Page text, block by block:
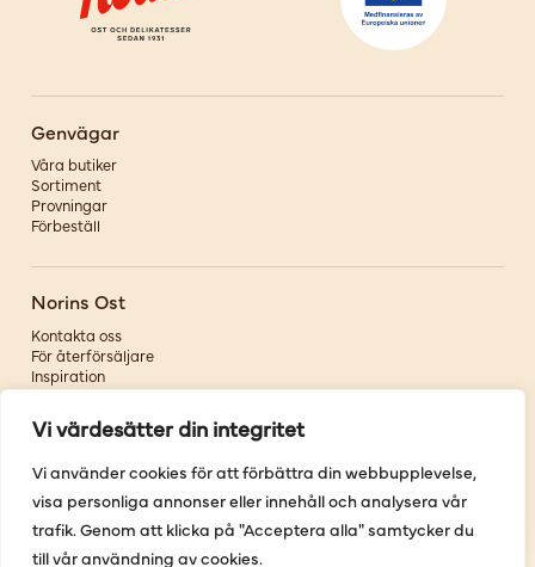
Vi värdesätter din integritet
Vi använder cookies för att förbättra din webbupplevelse,
visa personliga annonser eller innehåll och analysera vår
trafik. Genom att klicka på "Acceptera alla" samtycker du
till vår användning av cookies.
Genvägar
Våra butiker
Sortiment
Provningar
Förbeställ
Norins Ost
Kontakta oss
För återförsäljare
Inspiration
Om oss
Följ oss
Facebook
Instagram